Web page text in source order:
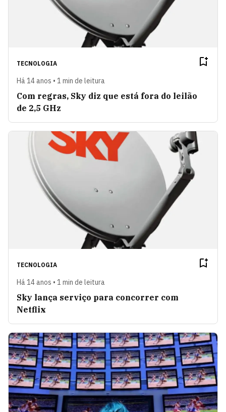
TECNOLOGIA
Há 14 anos • 1 min de leitura
Com regras, Sky diz que está fora do leilão
de 2,5 GHz
TECNOLOGIA
Há 14 anos • 1 min de leitura
Sky lança serviço para concorrer com
Netflix